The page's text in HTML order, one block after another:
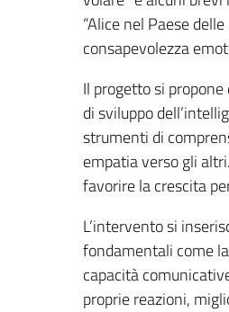
“Alice nel Paese
consapevolezza
Il progetto si
di sviluppo
strumenti di
empatia verso gli
favorire la crescita
L’intervento si
fondamentali come
capacità
proprie reazioni,